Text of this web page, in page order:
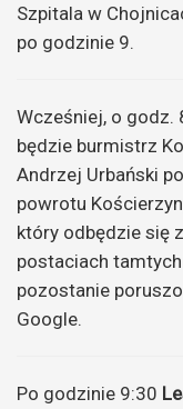
Szpitala w
po godzinie 9.
Wcześniej, o godz.
będzie burmistrz
Andrzej Urbański
powrotu
który odbędzie się
postaciach
pozostanie
Google.
Po godzinie 9:30